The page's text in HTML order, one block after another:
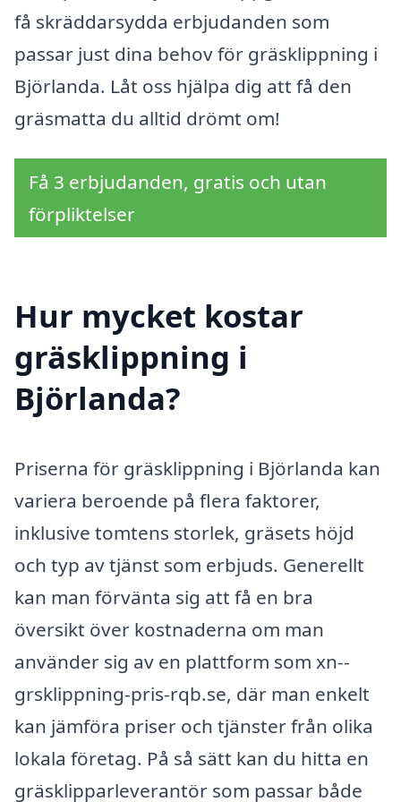
få skräddarsydda erbjudanden som
passar just dina behov för gräsklippning i
Björlanda. Låt oss hjälpa dig att få den
gräsmatta du alltid drömt om!
Få 3 erbjudanden, gratis och utan
förpliktelser
Hur mycket kostar
gräsklippning i
Björlanda?
Priserna för gräsklippning i Björlanda kan
variera beroende på flera faktorer,
inklusive tomtens storlek, gräsets höjd
och typ av tjänst som erbjuds. Generellt
kan man förvänta sig att få en bra
översikt över kostnaderna om man
använder sig av en plattform som xn--
grsklippning-pris-rqb.se, där man enkelt
kan jämföra priser och tjänster från olika
lokala företag. På så sätt kan du hitta en
gräsklipparleverantör som passar både